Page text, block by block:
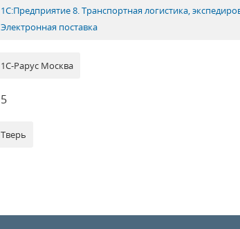
1С:Предприятие 8. Транспортная логистика,
Электронная поставка
1С-Рарус Москва
5
Тверь